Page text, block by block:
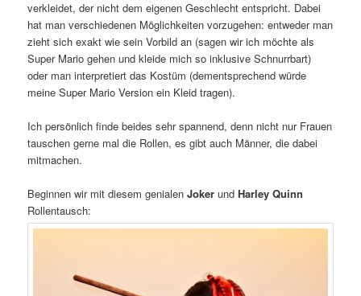
verkleidet, der nicht dem eigenen Geschlecht entspricht. Dabei
hat man verschiedenen Möglichkeiten vorzugehen: entweder man
zieht sich exakt wie sein Vorbild an (sagen wir ich möchte als
Super Mario gehen und kleide mich so inklusive Schnurrbart)
oder man interpretiert das Kostüm (dementsprechend würde
meine Super Mario Version ein Kleid tragen).
Ich persönlich finde beides sehr spannend, denn nicht nur Frauen
tauschen gerne mal die Rollen, es gibt auch Männer, die dabei
mitmachen.
Beginnen wir mit diesem genialenJoker undHarley Quinn
Rollentausch: